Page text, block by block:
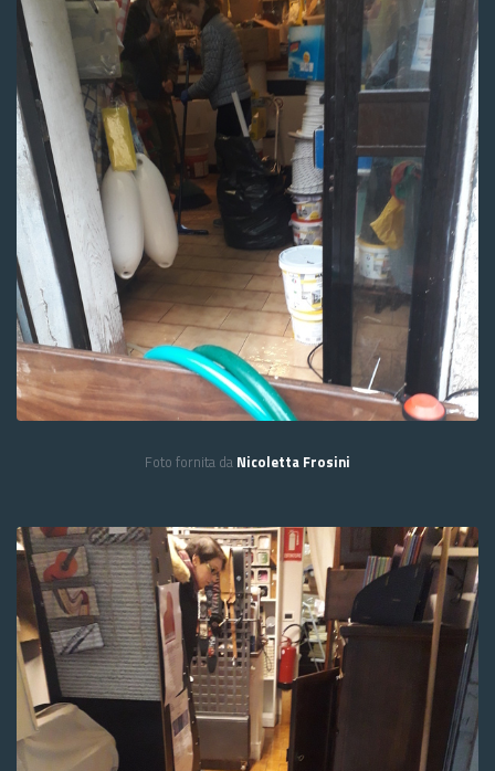
Foto fornita da Nicoletta Frosini